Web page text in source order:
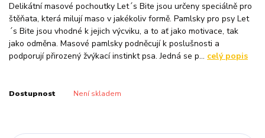
Delikátní masové pochoutky Let´s Bite jsou určeny speciálně pro
štěňata, která milují maso v jakékoliv formě. Pamlsky pro psy Let
´s Bite jsou vhodné k jejich výcviku, a to ať jako motivace, tak
jako odměna. Masové pamlsky podněcují k poslušnosti a
podporují přirozený žvýkací instinkt psa. Jedná se p... celý popis
Dostupnost Není skladem